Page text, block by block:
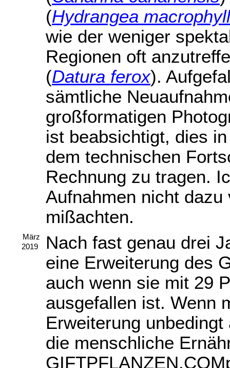
(Hydrangea
wie der weniger
Regionen oft
(Datura ferox).
sämtliche
großformatigen
ist beabsichtigt, dies
dem technischen
Rechnung zu tragen.
Aufnahmen nicht
mißachten.
März
2019
Nach fast genau drei
eine Erweiterung des
auch wenn sie mit 29
ausgefallen ist. Wenn
Erweiterung
die menschliche